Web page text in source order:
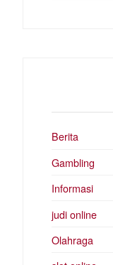
Berita
Gambling
Informasi
judi online
Olahraga